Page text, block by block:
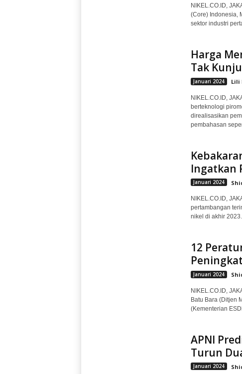
NIKEL.CO.ID,
(Core) Indonesia,
sektor industri
Harga
Tak
Januari 2024 Lili
NIKEL.CO.ID,
berteknologi
direalisasikan
pembahasan
Ingatkan
Januari 2024
NIKEL.CO.ID,
pertambangan
nikel di akhir
12
Januari 2024
NIKEL.CO.ID,
Batu Bara (Ditjen
(Kementerian
APNI
Turun
Januari 2024